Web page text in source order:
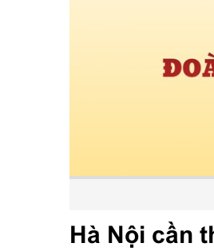
Hà Nội cần